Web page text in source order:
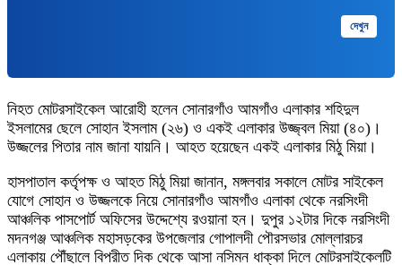
দেখুন
নিহত মোটরসাইকেল আরোহী হলেন সোনারগাঁও আমগাঁও এলাকার শহিদুল
ইসলামের ছেলে সোহান ইসলাম (২৬) ও একই এলাকার উজ্জ্বল মিয়া (৪০)।
উজ্জলের পিতার নাম জানা যায়নি। আহত হয়েছেন একই এলাকার মিঠু মিয়া।
হাসপাতাল কর্তৃপক্ষ ও আহত মিঠু মিয়া জানান, মঙ্গলবার সকালে মোটর সাইকেল
যোগে সোহান ও উজ্জলকে নিয়ে সোনারগাঁও আমগাঁও এলাকা থেকে নরসিংদী
আঞ্চলিক পাসপোর্ট অফিসের উদ্দেশ্যে রওয়ানা হন। দুপুর ১২টার দিকে নরসিংদী
মদনগঞ্জ আঞ্চলিক মহাসড়কের উপজেলার গোপালদী পৌরসভার মোল্লারচর
এলাকায় পৌঁছালে বিপরীত দিক থেকে আসা নসিমন ধাক্কা দিলে মোটরসাইকেলটি